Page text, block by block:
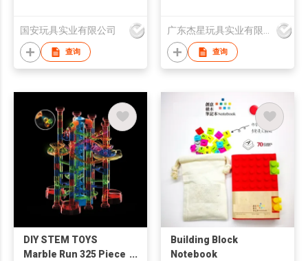
国安玩具实业有限公司
查询 查询
DIY STEM TOYS
Marble Run 325 Piece
Building Block
Notebook